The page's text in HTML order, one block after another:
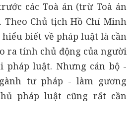
các Toà án (trừ Toà án
Chủ tịch Hồ Chí Minh
biết về pháp luật là cần
ra tính chủ động của người
pháp luật. Nhưng cán bộ -
tư pháp - làm gương
pháp luật cũng rất cần